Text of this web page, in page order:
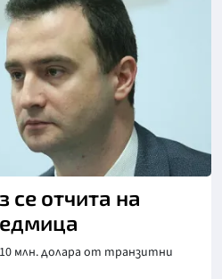
се отчита на
млн. долара от транзитни